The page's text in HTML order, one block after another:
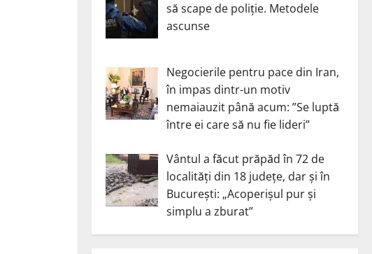
să scape de poliție. Metodele
ascunse
Negocierile pentru pace din Iran,
în impas dintr-un motiv
nemaiauzit până acum: ”Se luptă
între ei care să nu fie lideri”
Vântul a făcut prăpăd în 72 de
localități din 18 județe, dar și în
București: „Acoperișul pur și
simplu a zburat”